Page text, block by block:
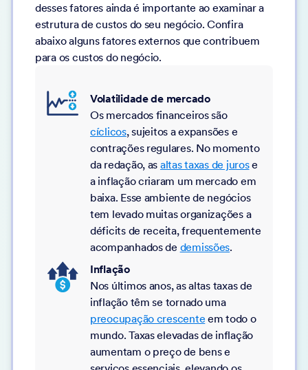
desses fatores ainda é importante ao examinar a
estrutura de custos do seu negócio. Confira
abaixo alguns fatores externos que contribuem
para os custos do negócio.
Volatilidade de mercado
Os mercados financeiros são
cíclicos, sujeitos a expansões e
contrações regulares. No momento
da redação, as altas taxas de jurose
a inflação criaram um mercado em
baixa. Esse ambiente de negócios
tem levado muitas organizações a
déficits de receita, frequentemente
acompanhados de demissões.
Inflação
Nos últimos anos, as altas taxas de
inflação têm se tornado uma
preocupação crescente em todo o
mundo. Taxas elevadas de inflação
aumentam o preço de bens e